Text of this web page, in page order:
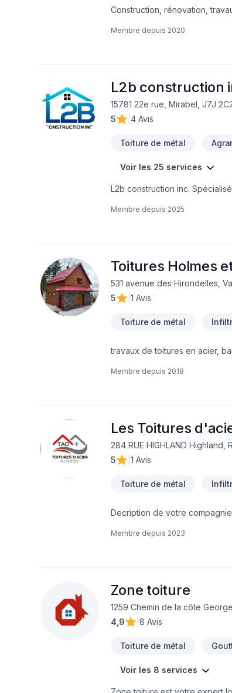
Construction, rénovation,
Membre depuis 2020
L2b construction
15781 22e rue, Mirabel, J7J
5
4 Avis
Toiture de métal
Voir les 25 services
L2b construction inc.
approche centrée sur le
Membre depuis 2025
Toitures Holmes
531 avenue des Hirondelles,
5
1 Avis
Toiture de métal
Membre depuis 2018
Les Toitures
284 RUE HIGHLAND Highland,
5
1 Avis
Toiture de métal
Decription de votre
Membre depuis 2023
Zone toiture
1259 Chemin de la côte
4,9
8 Avis
Toiture de métal
Voir les 8 services